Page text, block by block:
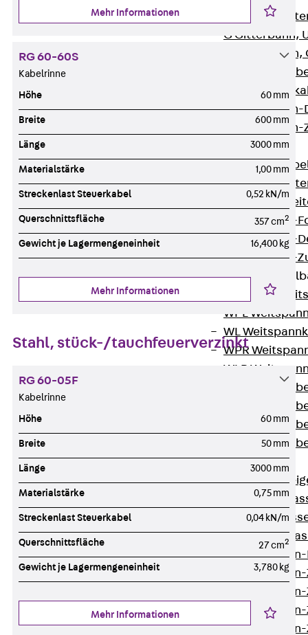
Zurück
G Gitterbahn,
GI
GTD
GTDW
Gitterbahnen-
Kabelleitern
Zurück
LGG
LGGS
Kabelleitern-
Kabelleitern-
Kabelleitern-
Zurück
WPL
WL
WPR
WLR
Steigetrassen
Zurück
STU
ST
LGG
Steigetrassen-
Mehr Informationen
RG 60-60S
Kabelrinne
Höhe 60 mm
Breite 600 mm
Länge 3000 mm
Materialstärke 1,00 mm
Streckenlast Steuerkabel 0,52 kN/m
Querschnittsfläche 357 cm2
Gewicht je Lagermengeneinheit 16,400 kg
Mehr Informationen
Stahl, stück-/tauchfeuerverzinkt
RG 60-05F
Kabelrinne
Höhe 60 mm
Breite 50 mm
Länge 3000 mm
Materialstärke 0,75 mm
Streckenlast Steuerkabel 0,04 kN/m
Querschnittsfläche 27 cm2
Gewicht je Lagermengeneinheit 3,780 kg
Mehr Informationen